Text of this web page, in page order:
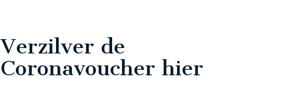
Verzilver de
Coronavoucher hier